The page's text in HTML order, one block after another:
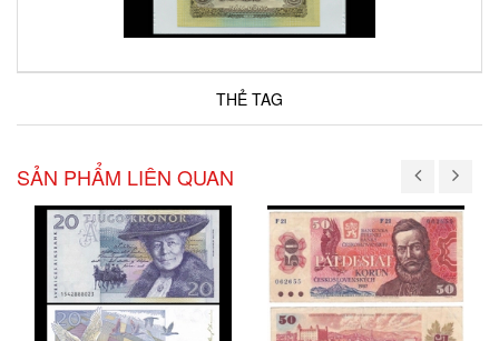
THẺ TAG
SẢN PHẨM LIÊN QUAN